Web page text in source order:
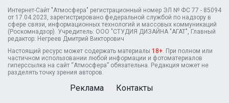
Интернет-Сайт "Атмосфера" регистрационный номер ЭЛ № ФС 77 - 85094
от 17.04.2023, зарегистрировано федеральной службой по надзору в
сфере связи, информационных технологий и массовых коммуникаций
(Роскомнадзор). Учредитель: ООО "СТУДИЯ ДИЗАЙНА "АГАТ", Главный
редактор: Негреев Дмитрий Викторович
Настоящий ресурс может содержать материалы 18+ . При полном или
частичном использовании любой информации и фотоматериалов
гиперссылка на сайт “Атмосфера” обязательна. Редакция может не
разделять точку зрения авторов.
Реклама Контакты